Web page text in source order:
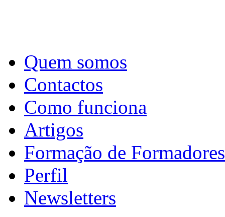
Quem somos
Contactos
Como funciona
Artigos
Formação de Formadores
Perfil
Newsletters